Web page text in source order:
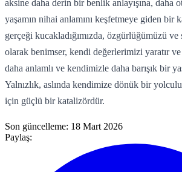
aksine daha derin bir benlik anlayışına, daha
yaşamın nihai anlamını keşfetmeye giden bir
gerçeği kucakladığımızda, özgürlüğümüzü
olarak benimser, kendi değerlerimizi yaratır
daha anlamlı ve kendimizle daha barışık bir
Yalnızlık, aslında kendimize dönük bir
için güçlü bir katalizördür.
Son güncelleme: 18 Mart 2026
Paylaş: